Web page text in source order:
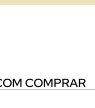
COMPRAR